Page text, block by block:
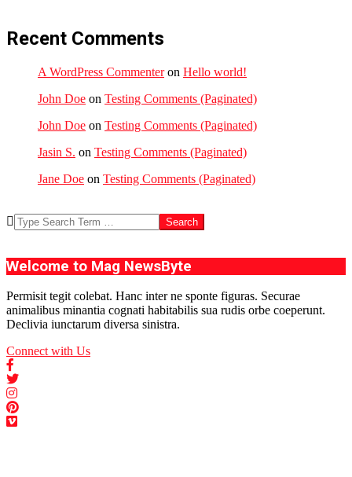
Recent Comments
A WordPress Commenteron Hello world!
John Doe on Testing Comments (Paginated)
John Doe on Testing Comments (Paginated)
Jasin S. on Testing Comments (Paginated)
Jane Doe on Testing Comments (Paginated)
Search
Welcome to Mag NewsByte
Permisit tegit colebat. Hanc inter ne sponte figuras. Securae
animalibus minantia cognati habitabilis sua rudis orbe coeperunt.
Declivia iunctarum diversa sinistra.
Connect with Us